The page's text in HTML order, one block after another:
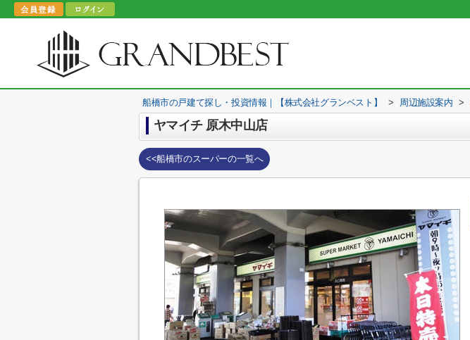
船橋市の戸建て探し・投資情報｜【株式会社グランベスト】 > 周辺施設案内 >
ヤマイチ 原木中山店
<<船橋市のスーパーの一覧へ